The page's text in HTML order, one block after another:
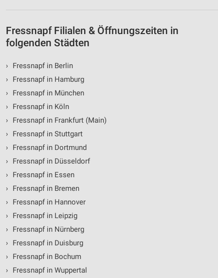
Fressnapf Filialen & Öffnungszeiten in
folgenden Städten
›
Fressnapf in Berlin
›
Fressnapf in Hamburg
›
Fressnapf in München
›
Fressnapf in Köln
›
Fressnapf in Frankfurt (Main)
›
Fressnapf in Stuttgart
›
Fressnapf in Dortmund
›
Fressnapf in Düsseldorf
›
Fressnapf in Essen
›
Fressnapf in Bremen
›
Fressnapf in Hannover
›
Fressnapf in Leipzig
›
Fressnapf in Nürnberg
›
Fressnapf in Duisburg
›
Fressnapf in Bochum
›
Fressnapf in Wuppertal
Erstellung von Profilen für personalisierte
Verwendung von Profilen zur Auswahl
personalisierter Werbung
von Inhalten
personalisierter Inhalte
Messung der Werbeleistung
Messung der Performance von Inhalten
Kombinationen von Daten aus verschiedenen
Quellen
Entwicklung und Verbesserung der Angebote
Verwendung reduzierter Daten zur Auswahl von
Inhalten